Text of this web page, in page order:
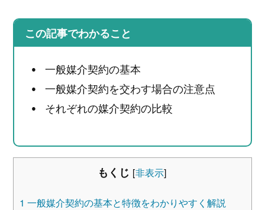
この記事でわかること
一般媒介契約の基本
一般媒介契約を交わす場合の注意点
それぞれの媒介契約の比較
もくじ [非表示]
1 一般媒介契約の基本と特徴をわかりやすく解説